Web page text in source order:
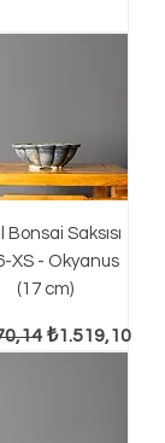
Bonsai Saksısı
XS - Okyanus
(17 cm)
Fiyatİndirimli Fiyat
₺1.519,10